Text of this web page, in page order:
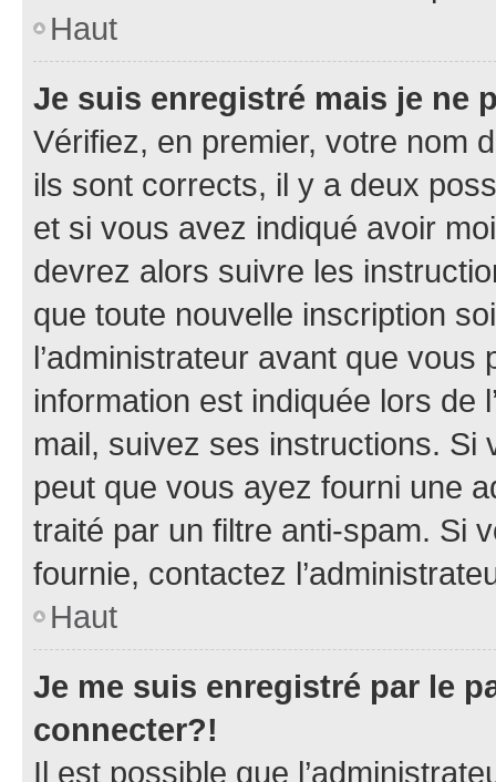
Haut
Je suis enregistré mais je ne
Vérifiez, en premier, votre nom
ils sont corrects, il y a deux
et si vous avez indiqué avoir
devrez alors suivre les
que toute nouvelle inscription
l’administrateur avant que
information est indiquée lors de
mail, suivez ses instructions. Si
peut que vous ayez fourni une
traité par un filtre anti-spam. Si
fournie, contactez
Haut
Je me suis enregistré par le
connecter?!
Il est possible que